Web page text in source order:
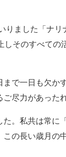
ました「ナリ
そのすべての
で一日も欠か
尽力があった
。私共は常に
の長い歳月の